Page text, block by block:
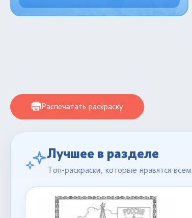
Распечатать раскраску
Лучшее в разделе
Топ-раскраски, которые нравятся всем